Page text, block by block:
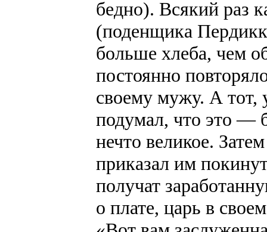
бедно). Всякий раз
(поденщика
больше хлеба, чем
постоянно
своему мужу. А тот,
подумал, что это —
нечто великое.
приказал им
получат
о плате, царь в